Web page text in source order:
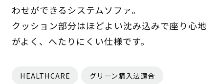
わせができるシステムソファ。
クッション部分はほどよい沈み込みで座り心地
がよく、へたりにくい仕様です。
HEALTHCARE グリーン購入法適合